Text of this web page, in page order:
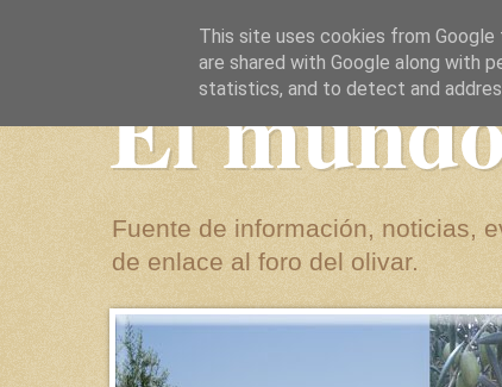
El
Fuente de información, noticias,
de enlace al foro del olivar.
This site uses cookies from
are shared with Google along with
statistics, and to detect and